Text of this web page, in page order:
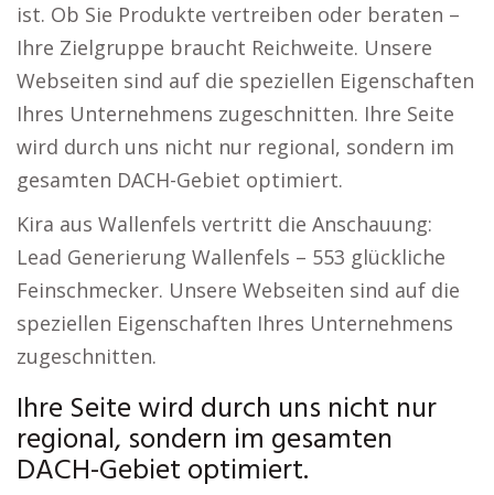
ist. Ob Sie Produkte vertreiben oder beraten –
Ihre Zielgruppe braucht Reichweite. Unsere
Webseiten sind auf die speziellen Eigenschaften
Ihres Unternehmens zugeschnitten. Ihre Seite
wird durch uns nicht nur regional, sondern im
gesamten DACH-Gebiet optimiert.
Kira aus Wallenfels vertritt die Anschauung:
Lead Generierung Wallenfels – 553 glückliche
Feinschmecker. Unsere Webseiten sind auf die
speziellen Eigenschaften Ihres Unternehmens
zugeschnitten.
Ihre Seite wird durch uns nicht nur
regional, sondern im gesamten
DACH-Gebiet optimiert.